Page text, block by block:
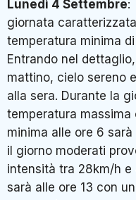
Lunedì 4 Settembre:
giornata
temperatura minima
Entrando nel
mattino, cielo sereno
alla sera. Durante la
temperatura massima
minima alle ore 6
il giorno moderati
intensità tra 28km/h e
sarà alle ore 13 con